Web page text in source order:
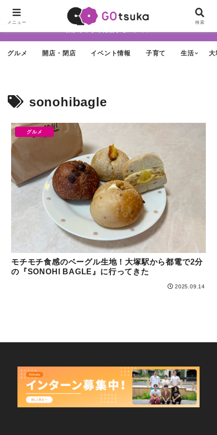
ちょっと怪しげだけど最近どんどん進化する街「大塚」の魅力を面白く・
グルメ 開店・閉店 イベント情報 子育て 生活 大
sonohibagle
グルメ
モチモチ食感のベーグル生地！大塚駅から都電で2分
の『SONOHI BAGLE』に行ってきた
2025.09.14
メニュー 検索